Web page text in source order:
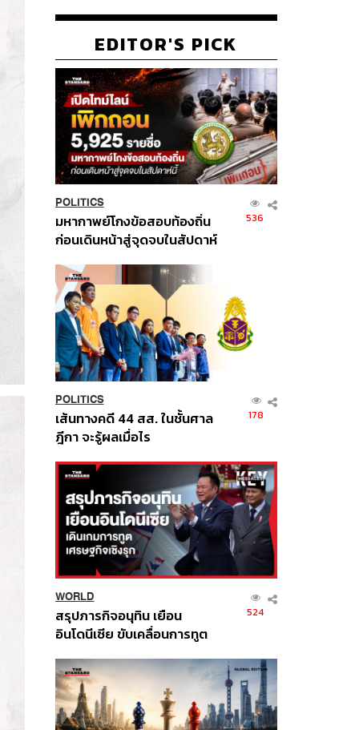
EDITOR'S PICK
POLITICS
มหากาพย์โกงข้อสอบท้องถิ่น
ก่อนเดินหน้าสู่จุดจบในสัปดาห์
536
POLITICS
เส้นทางคดี 44 สส. ในชั้นศาล
ฎีกา จะรู้ผลเมื่อไร
178
WORLD
สรุปภารกิจอนุทิน เยือน
อินโดนีเซีย ขับเคลื่อนการทูต
ส่วนยุทธศาสตร์ไทย –
อินโดนีเซีย
524